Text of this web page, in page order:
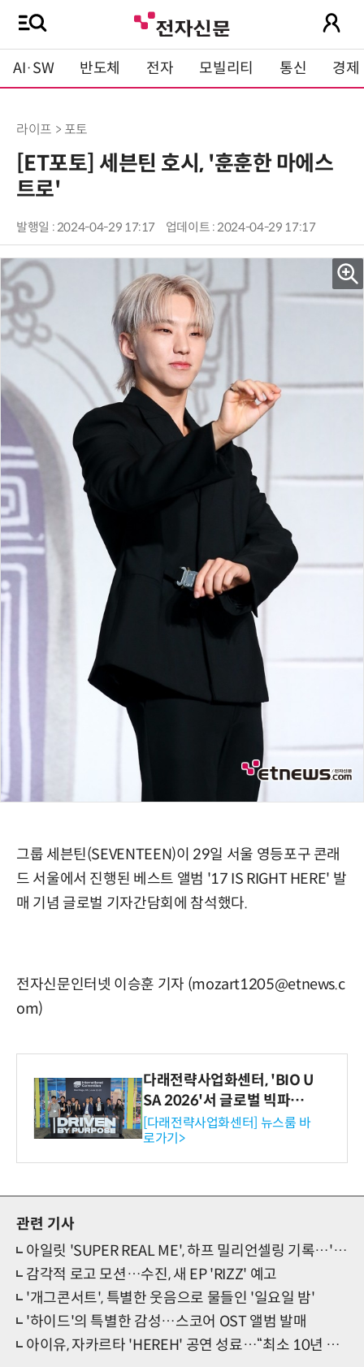
AI·SW 반도체 전자 모빌리티 통신 경제
라이프 > 포토
[ET포토] 세븐틴 호시, '훈훈한 마에스
트로'
발행일 : 2024-04-29 17:17 업데이트 : 2024-04-29 17:17
그룹 세븐틴(SEVENTEEN)이 29일 서울 영등포구 콘래
드 서울에서 진행된 베스트 앨범 '17 IS RIGHT HERE' 발
매 기념 글로벌 기자간담회에 참석했다.
전자신문인터넷 이승훈 기자 (mozart1205@etnews.c
om)
다래전략사업화센터, 'BIO U
SA 2026'서 글로벌 빅파마
와의 비즈니스 미팅 지원…K
-바이오 해외 진출 교두보 확
보
[다래전략사업화센터] 뉴스룸 바
로가기>
관련 기사
아일릿 'SUPER REAL ME', 하프 밀리언셀링 기록…'Magnetic 타고 슈퍼이끌림'
감각적 로고 모션…수진, 새 EP 'RIZZ' 예고
'개그콘서트', 특별한 웃음으로 물들인 '일요일 밤'
'하이드'의 특별한 감성…스코어 OST 앨범 발매
아이유, 자카르타 'HEREH' 공연 성료…“최소 10년 동안 못잊을 무대”